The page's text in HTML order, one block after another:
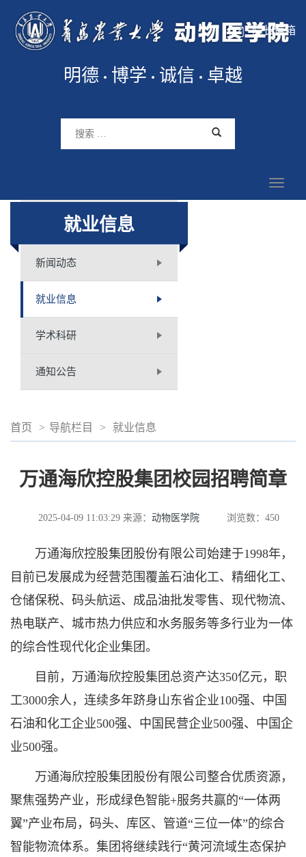
院长信箱
明德 博学 诚信 卓越
就业信息
新闻动态
就业信息
学术科研
通知公告
首页 > 导航栏目 > 就业信息
万通海欣控股集团校园招聘简章
2025-04-09 11:03:29 来源： 动物医学院 浏览数： 450
万通海欣控股集团股份有限公司始建于1998年，
目前已发展成为经营范围覆盖石油化工、精细化工、
仓储保税、码头航运、成品油批发零售、现代物流、
热电联产、城市热力供应和水务服务等多行业为一体
的综合性现代化企业集团。
目前，万通海欣控股集团总资产达350亿元，职
工3000余人，连续多年跻身山东省企业100强、中国
石油和化工企业500强、中国民营企业500强、中国企
业500强。
万通海欣控股集团股份有限公司整合优质资源，
聚焦强势产业，形成绿色智能+服务共赢的“一体两
翼”产业布局，码头、库区、管道“三位一体”的综合
智能物流体系。集团将继续践行“黄河流域生态保护